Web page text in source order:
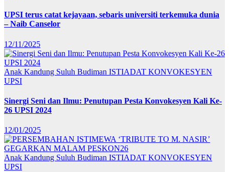
UPSI terus catat kejayaan, sebaris universiti terkemuka dunia
– Naib Canselor
12/11/2025
Anak Kandung Suluh Budiman ISTIADAT KONVOKESYEN
UPSI
Sinergi Seni dan Ilmu: Penutupan Pesta Konvokesyen Kali Ke-
26 UPSI 2024
12/01/2025
Anak Kandung Suluh Budiman ISTIADAT KONVOKESYEN
UPSI